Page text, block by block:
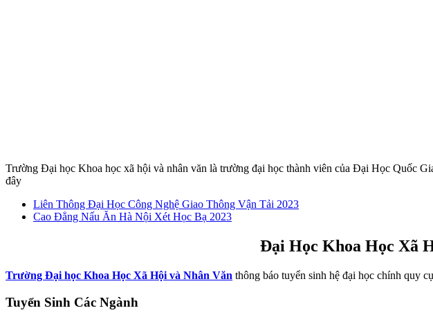
Trường Đại học Khoa học xã hội và nhân văn là trường đại học thành viên của Đại Học Quốc
đây
Liên Thông Đại Học Công Nghệ Giao Thông Vận Tải 2023
Cao Đẳng Nấu Ăn Hà Nội Xét Học Bạ 2023
Đại Học Khoa Học Xã
Trường Đại học Khoa Học Xã Hội và Nhân Văn thông báo tuyển sinh hệ đại học chính quy
Tuyển Sinh Các Ngành